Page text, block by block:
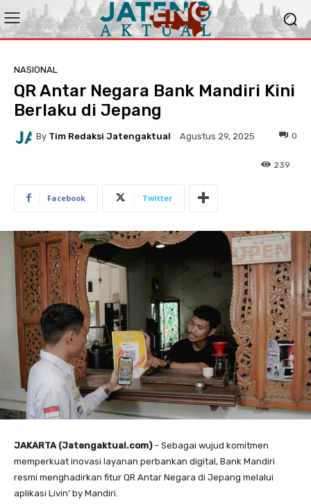
NASIONAL
QR Antar Negara Bank Mandiri Kini
Berlaku di Jepang
By Tim Redaksi Jatengaktual Agustus 29, 2025 0
239
Facebook Twitter
JAKARTA (Jatengaktual.com)– Sebagai wujud komitmen
memperkuat inovasi layanan perbankan digital, Bank Mandiri
resmi menghadirkan fitur QR Antar Negara di Jepang melalui
aplikasi Livin’ by Mandiri.